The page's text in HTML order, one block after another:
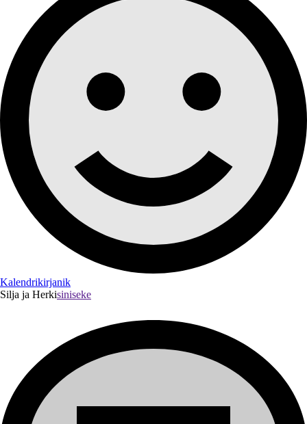
Kalendrikirjanik
Silja ja Herkisiniseke